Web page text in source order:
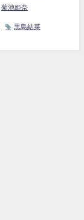
菊池姫奈
黒島結菜